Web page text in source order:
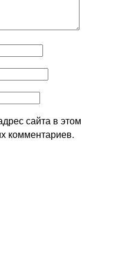
сайта в этом
комментариев.